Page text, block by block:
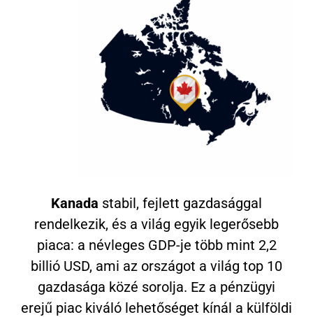
Kanada stabil, fejlett gazdasággal
rendelkezik, és a világ egyik legerősebb
piaca: a névleges GDP-je több mint 2,2
billió USD, ami az országot a világ top 10
gazdasága közé sorolja. Ez a pénzügyi
erejű piac kiváló lehetőséget kínál a külföldi